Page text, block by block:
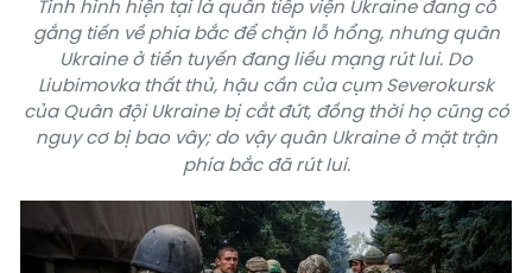
Tình hình hiện tại là quân tiếp viện Ukraine đang cố
gắng tiến về phía bắc để chặn lỗ hổng, nhưng quân
Ukraine ở tiền tuyến đang liều mạng rút lui. Do
Liubimovka thất thủ, hậu cần của cụm Severokursk
của Quân đội Ukraine bị cắt đứt, đồng thời họ cũng có
nguy cơ bị bao vây; do vậy quân Ukraine ở mặt trận
phía bắc đã rút lui.